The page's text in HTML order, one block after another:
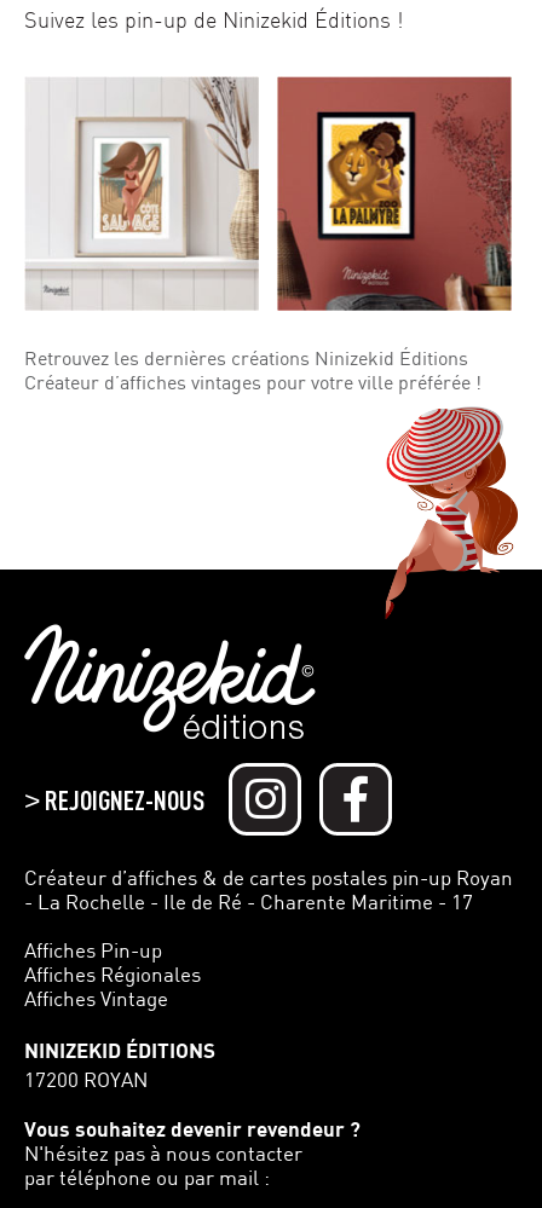
Suivez les pin-up de Ninizekid Éditions !
Retrouvez les dernières créations Ninizekid Éditions
Créateur d’affiches vintages pour votre ville préférée !
>REJOIGNEZ-NOUS
Créateur d’affiches & de cartes postales pin-up Royan
- La Rochelle - Ile de Ré - Charente Maritime - 17
Affiches Pin-up
Affiches Régionales
Affiches Vintage
NINIZEKID ÉDITIONS
17200 ROYAN
Vous souhaitez devenir revendeur ?
N'hésitez pas à nous contacter
par téléphone ou par mail :